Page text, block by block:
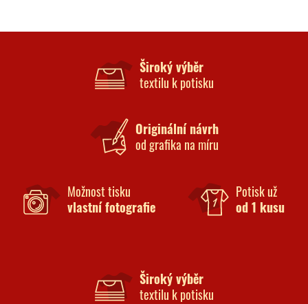
Široký výběr
textilu k potisku
Originální návrh
od grafika na míru
Možnost tisku
vlastní fotografie
Potisk už
od 1 kusu
Široký výběr
textilu k potisku